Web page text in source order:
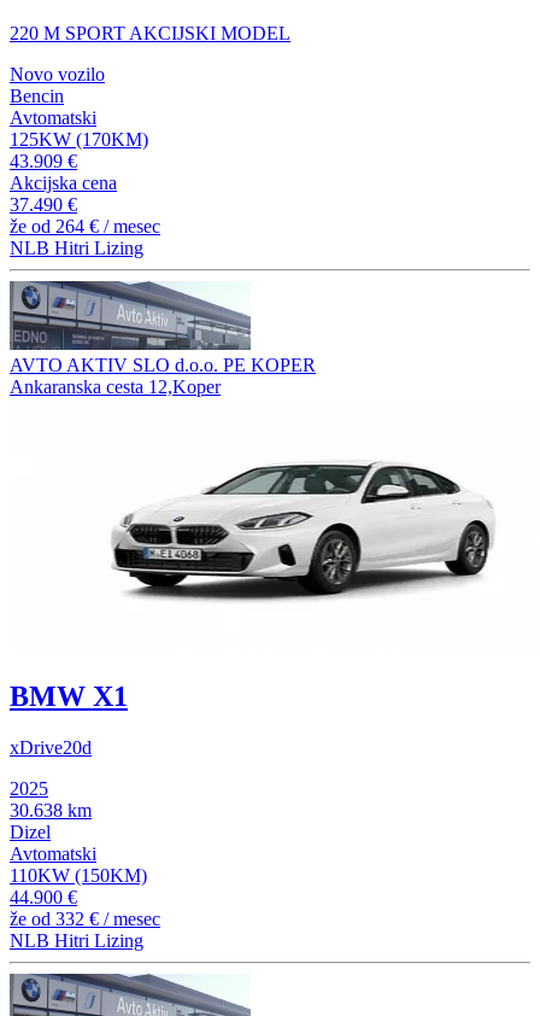
220 M SPORT AKCIJSKI MODEL
Novo vozilo
Bencin
Avtomatski
125KW (170KM)
43.909 €
Akcijska cena
37.490 €
že od 264 € / mesec
NLB Hitri Lizing
AVTO AKTIV SLO d.o.o. PE KOPER
Ankaranska cesta 12,Koper
BMW X1
xDrive20d
2025
30.638 km
Dizel
Avtomatski
110KW (150KM)
44.900 €
že od 332 € / mesec
NLB Hitri Lizing